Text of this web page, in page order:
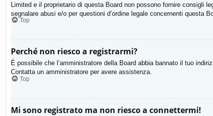
Limited e il proprietario di questa Board non possono fornire consigli
segnalare abusi e/o per questioni d’ordine legale concernenti questa
Top
Perché non riesco a registrarmi?
È possibile che l’amministratore della Board abbia bannato il tuo
Contatta un amministratore per avere assistenza.
Top
Mi sono registrato ma non riesco a connettermi!